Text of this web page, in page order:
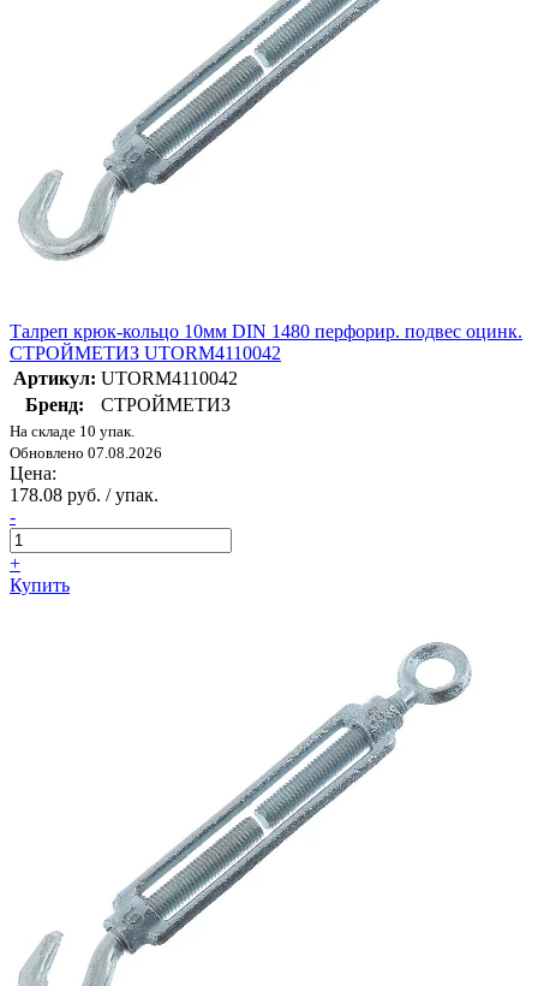
Талреп крюк-кольцо 10мм DIN 1480 перфорир. подвес оцинк.
СТРОЙМЕТИЗ UTORM4110042
Артикул: UTORM4110042
Бренд:
СТРОЙМЕТИЗ
На складе 10 упак.
Обновлено 07.08.2026
Цена:
178.08 руб. / упак.
-
+
Купить